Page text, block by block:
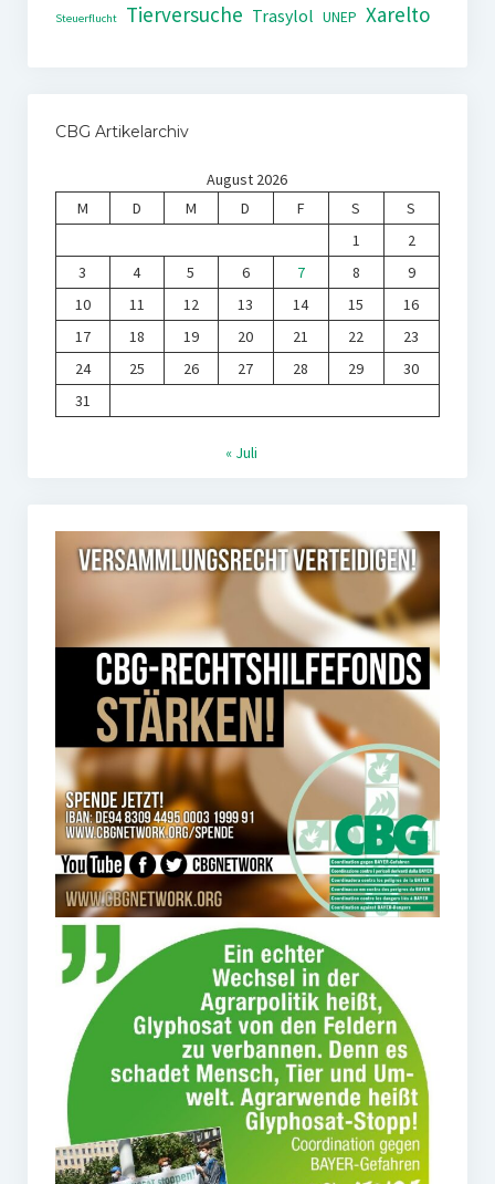
Steuerflucht Tierversuche Trasylol UNEP Xarelto
CBG Artikelarchiv
August 2026
M
D M D F S
S
1
2
3
4 5 6 7 8
9
10
11 12 13 14 15
16
17
18 19 20 21 22
23
24
25 26 27 28 29
30
31
« Juli